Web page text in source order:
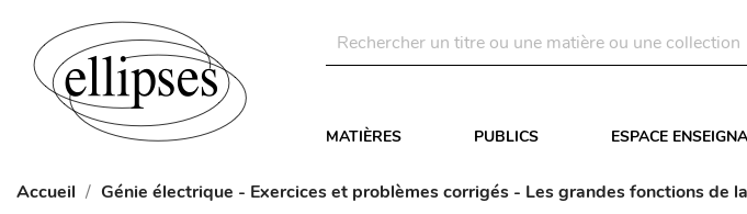
MATIÈRES PUBLICS ESPACE
Accueil Génie électrique - Exercices et problèmes corrigés - Les grandes fonctions de